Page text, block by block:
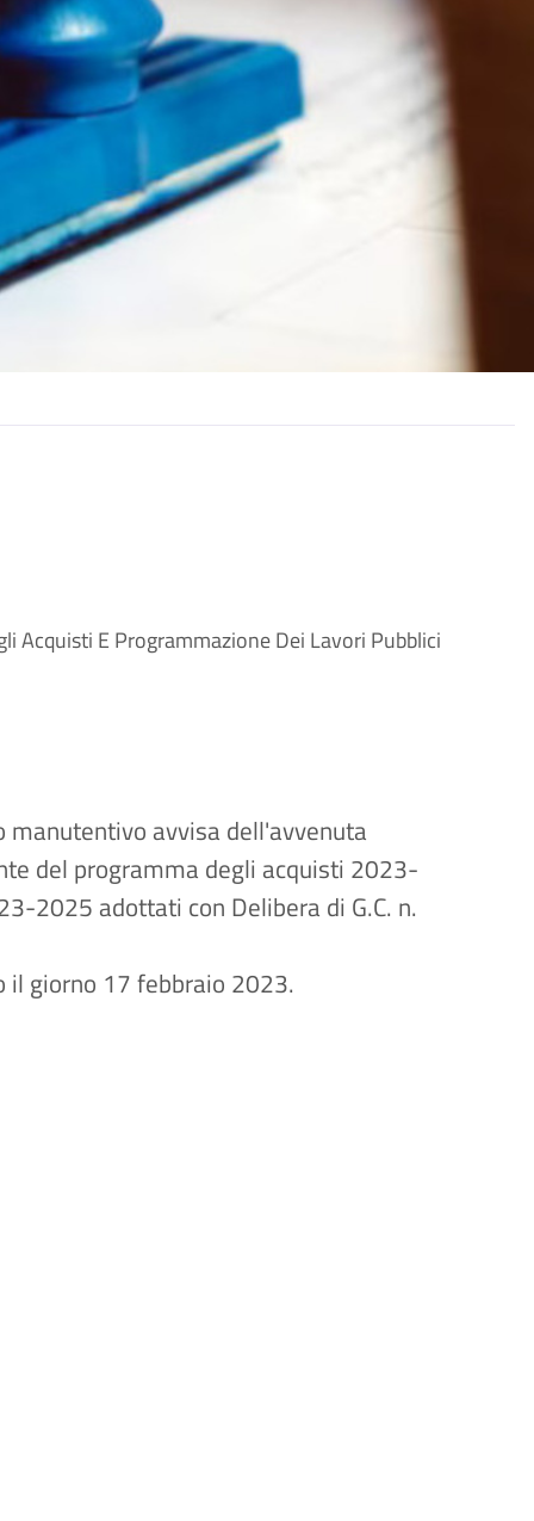
Acquisti E Programmazione Dei Lavori Pubblici
manutentivo avvisa dell'avvenuta
del programma degli acquisti 2023-
2025 adottati con Delibera di G.C. n.
il giorno 17 febbraio 2023.